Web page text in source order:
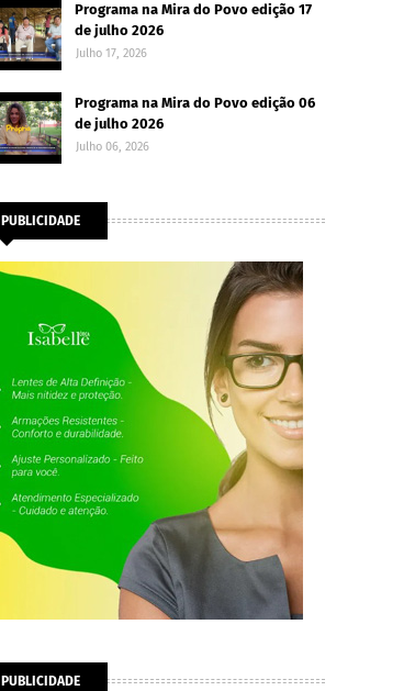
Programa na Mira do Povo edição 17
de julho 2026
Julho 17, 2026
Programa na Mira do Povo edição 06
de julho 2026
Julho 06, 2026
PUBLICIDADE
PUBLICIDADE